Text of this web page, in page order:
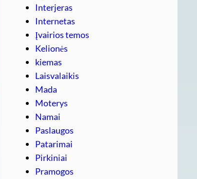
Interjeras
Internetas
Įvairios temos
Kelionės
kiemas
Laisvalaikis
Mada
Moterys
Namai
Paslaugos
Patarimai
Pirkiniai
Pramogos